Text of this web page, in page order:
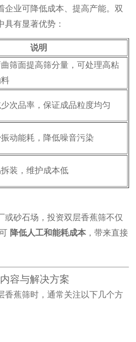
企业可降低成本、提高产能。双
具有显著优势：
说明
筛面提高筛分量，可处理高粘
次品率，保证成品粒度均匀
动能耗，降低噪音污染
装，维护成本低
或砂石场，投资双层香蕉筛不仅
降低人工和能耗成本，带来直接
容与解决方案
香蕉筛时，通常关注以下几个方